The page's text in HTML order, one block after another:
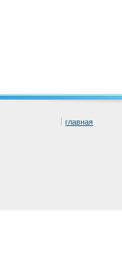
главная